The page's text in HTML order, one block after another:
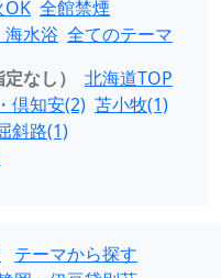
OK 全館禁煙
水浴 全てのテーマ
なし）
北海道TOP
倶知安(2) 苫小牧(1)
斜路(1)
テーマから探す